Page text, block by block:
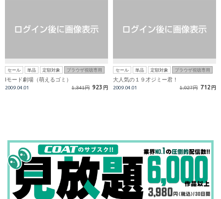
セール 単品 定額対象 ブラウザ視聴専用
Iモード劇場（萌えるゴミ）
2009.04.01 1,341円 923 円
セール 単品 定額対象 ブラウザ視聴専用
大人気の１９才ジミー君！
2009.04.01 1,027円 712 円